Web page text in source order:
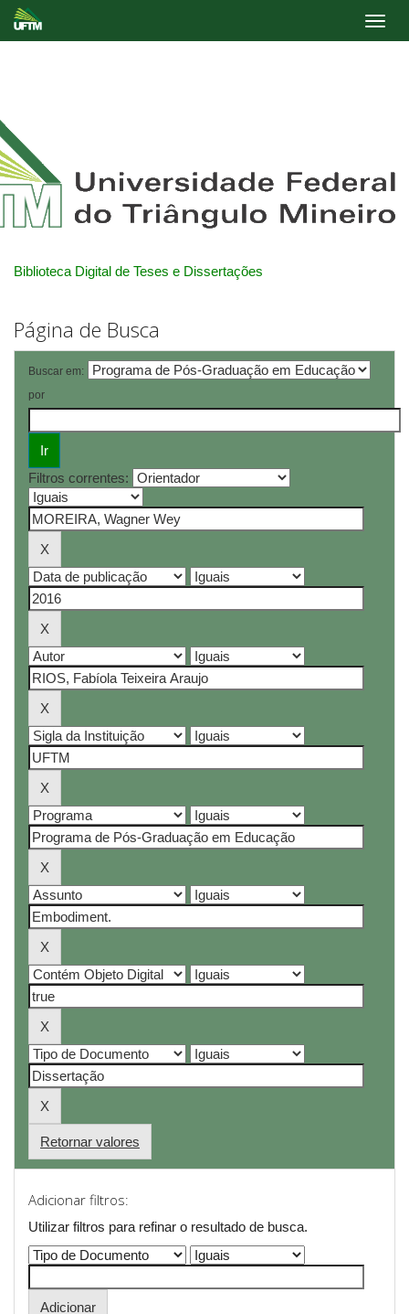
Biblioteca Digital de Teses e Dissertações
Página de Busca
Buscar em:
por
Filtros correntes:
Retornar valores
Adicionar filtros:
Utilizar filtros para refinar o resultado de busca.